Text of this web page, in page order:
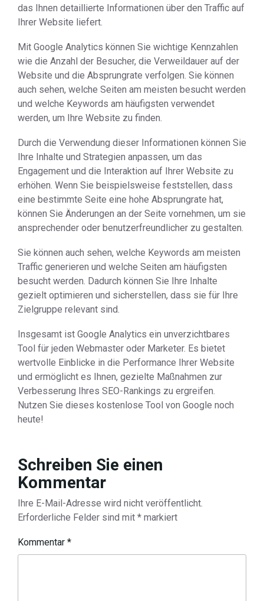
das Ihnen detaillierte Informationen über den Traffic auf
Ihrer Website liefert.
Mit Google Analytics können Sie wichtige Kennzahlen
wie die Anzahl der Besucher, die Verweildauer auf der
Website und die Absprungrate verfolgen. Sie können
auch sehen, welche Seiten am meisten besucht werden
und welche Keywords am häufigsten verwendet
werden, um Ihre Website zu finden.
Durch die Verwendung dieser Informationen können Sie
Ihre Inhalte und Strategien anpassen, um das
Engagement und die Interaktion auf Ihrer Website zu
erhöhen. Wenn Sie beispielsweise feststellen, dass
eine bestimmte Seite eine hohe Absprungrate hat,
können Sie Änderungen an der Seite vornehmen, um sie
ansprechender oder benutzerfreundlicher zu gestalten.
Sie können auch sehen, welche Keywords am meisten
Traffic generieren und welche Seiten am häufigsten
besucht werden. Dadurch können Sie Ihre Inhalte
gezielt optimieren und sicherstellen, dass sie für Ihre
Zielgruppe relevant sind.
Insgesamt ist Google Analytics ein unverzichtbares
Tool für jeden Webmaster oder Marketer. Es bietet
wertvolle Einblicke in die Performance Ihrer Website
und ermöglicht es Ihnen, gezielte Maßnahmen zur
Verbesserung Ihres SEO-Rankings zu ergreifen.
Nutzen Sie dieses kostenlose Tool von Google noch
heute!
Schreiben Sie einen
Kommentar
Ihre E-Mail-Adresse wird nicht veröffentlicht.
Erforderliche Felder sind mit * markiert
Kommentar *